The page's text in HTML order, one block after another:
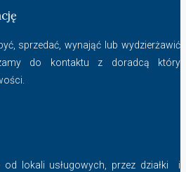
sprzedać, wynająć lub wydzierżawić
do kontaktu z doradcą który
lokali usługowych, przez działki i